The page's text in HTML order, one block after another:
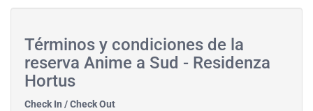
Términos y condiciones de la
reserva Anime a Sud - Residenza
Hortus
Check In / Check Out